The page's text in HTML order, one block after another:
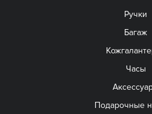
Ручки
Багаж
Часы
Подарочные